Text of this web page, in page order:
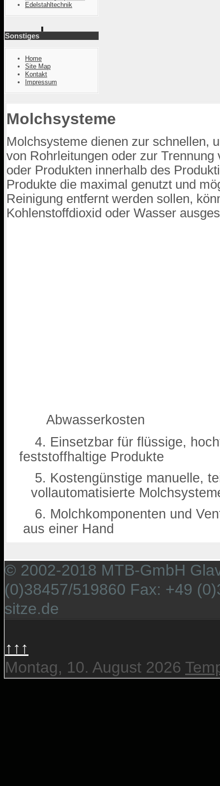
Edelstahltechnik
Sonstiges
Home
Site Map
Kontakt
Impressum
Molchsysteme
Molchsysteme dienen zur schnellen,
von Rohrleitungen oder zur
oder Produkten innerhalb des
Produkte die maximal genutzt und
Reinigung entfernt werden sollen,
Kohlenstoffdioxid oder Wasser
Abwasserkosten
4. Einsetzbar für
feststoffhaltige Produkte
5. Kostengünstige
vollautomatisierte
6. Molchkomponenten
aus einer Hand
© 2002-2018 MTB-GmbH
(0)38457/519860 Fax: +49
sitze.de
↑↑↑
Montag, 10. August 2026